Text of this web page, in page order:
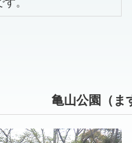
亀山公園（ま